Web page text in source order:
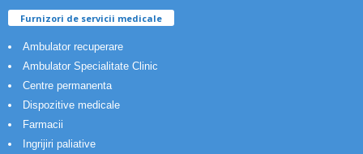
Furnizori de servicii medicale
Ambulator recuperare
Ambulator Specialitate Clinic
Centre permanenta
Dispozitive medicale
Farmacii
Ingrijiri paliative